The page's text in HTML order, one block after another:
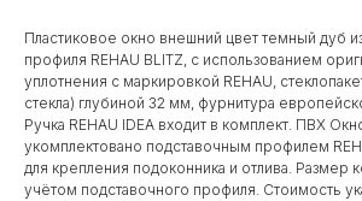
Пластиковое окно внешний цвет темный дуб
профиля REHAU BLITZ, с использованием
уплотнения с маркировкой REHAU,
стекла) глубиной 32 мм, фурнитура
Ручка REHAU IDEA входит в комплект. ПВХ
укомплектовано подставочным профилем
для крепления подоконника и отлива. Размер
учётом подставочного профиля. Стоимость